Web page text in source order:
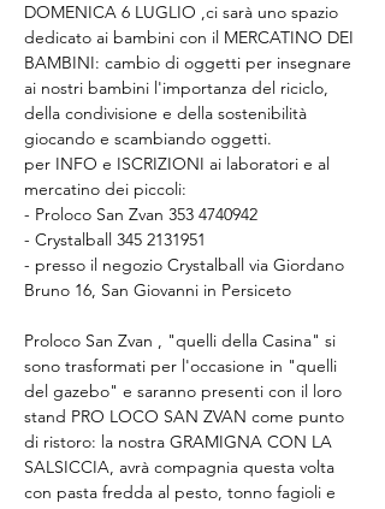
DOMENICA 6 LUGLIO ,ci sarà uno spazio
dedicato ai bambini con il MERCATINO DEI
BAMBINI: cambio di oggetti per insegnare
ai nostri bambini l'importanza del riciclo,
della condivisione e della sostenibilità
giocando e scambiando oggetti.
per INFO e ISCRIZIONI ai laboratori e al
mercatino dei piccoli:
- Proloco San Zvan 353 4740942
- Crystalball 345 2131951
- presso il negozio Crystalball via Giordano
Bruno 16, San Giovanni in Persiceto
Proloco San Zvan , "quelli della Casina" si
sono trasformati per l'occasione in "quelli
del gazebo" e saranno presenti con il loro
stand PRO LOCO SAN ZVAN come punto
di ristoro: la nostra GRAMIGNA CON LA
SALSICCIA, avrà compagnia questa volta
con pasta fredda al pesto, tonno fagioli e